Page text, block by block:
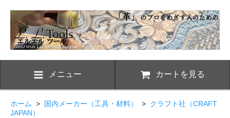
メニュー カートを見る
ホーム > 国内メーカー（工具・材料） > クラフト社（CRAFT
JAPAN）